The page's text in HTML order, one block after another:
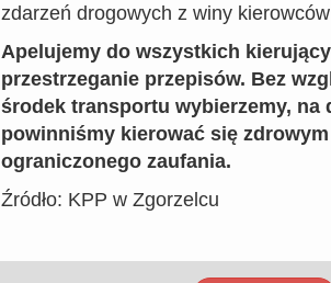
zdarzeń drogowych z winy
Apelujemy do wszystkich
przestrzeganie przepisów. Bez
środek transportu wybierzemy, na
powinniśmy kierować się zdrowym
ograniczonego zaufania.
Źródło: KPP w Zgorzelcu